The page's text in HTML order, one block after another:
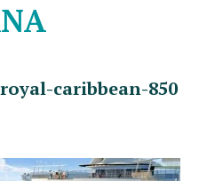
caribbean-850